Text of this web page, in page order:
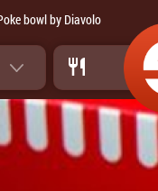
bowl by Diavolo